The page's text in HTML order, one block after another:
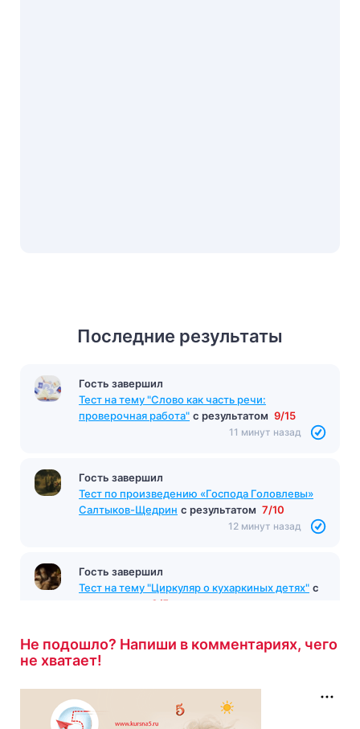
Последние результаты
Гость завершил
Тест на тему "Слово как часть речи:
проверочная работа" с результатом 9/15
11 минут назад
Гость завершил
Тест по произведению «Господа Головлевы»
Салтыков-Щедрин с результатом 7/10
12 минут назад
Гость завершил
Тест на тему "Циркуляр о кухаркиных детях" с
0/5
Не подошло? Напиши в комментариях, чего
не хватает!